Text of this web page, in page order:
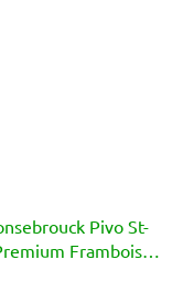
Pivo St-
Framboise